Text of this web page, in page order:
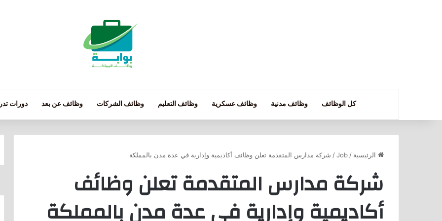
كل الوظائف وظائف مدنية وظائف عسكرية وظائف التعليم وظائف الشركات وظائف عن بعد دورات
الرئيسية /
Job
/ شركة مدارس المتقدمة تعلن وظائف أكاديمية وإدارية في عدة مدن بالمملكة
شركة مدارس المتقدمة تعلن وظائف
أكاديمية وإدارية في عدة مدن بالمملكة